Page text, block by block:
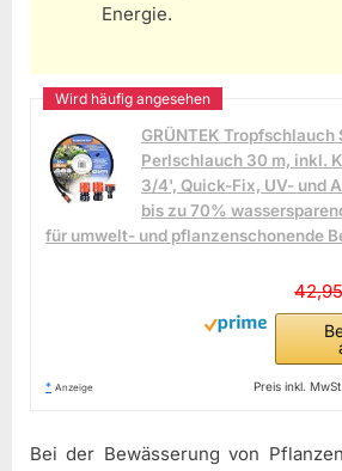
Energie.
GRÜNTEK Tropfschlauch
Perlschlauch 30 m, inkl.
3/4', Quick-Fix, UV- und
bis zu 70%
für umwelt- und pflanzenschonende
* Anzeige Preis inkl.
Bei der Bewässerung von